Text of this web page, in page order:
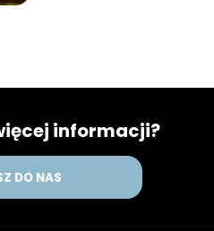
informacji?
DO NAS